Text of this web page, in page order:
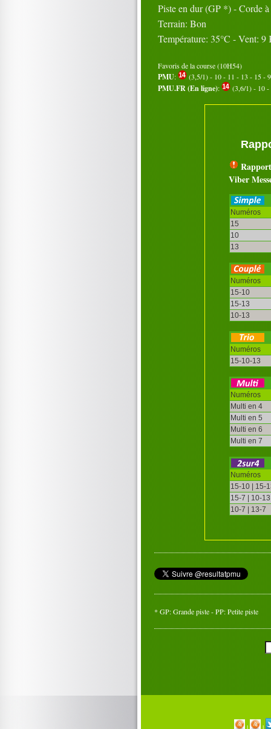
Piste en dur (GP *) - Corde à
Terrain: Bon
Température: 35°C - Vent: 9
Favoris de la course (10H54)
PMU: (3,5/1) - 10 - 11 - 13 - 15 -
PMU.FR (En ligne): (3,6/1) - 10
Viber
Numéros
15
10
13
Numéros
15-10
15-13
10-13
Numéros
15-10-13
Numéros
Multi en 4
Multi en 5
Multi en 6
Multi en 7
Numéros
15-10 | 15-
15-7 | 10-13
10-7 | 13-7
* GP: Grande piste - PP: Petite piste